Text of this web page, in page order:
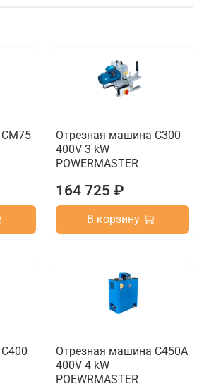
Отрезная машина C300
400V 3 kW
POWERMASTER
164 725 ₽
В корзину
Отрезная машина C450A
400V 4 kW
POEWRMASTER